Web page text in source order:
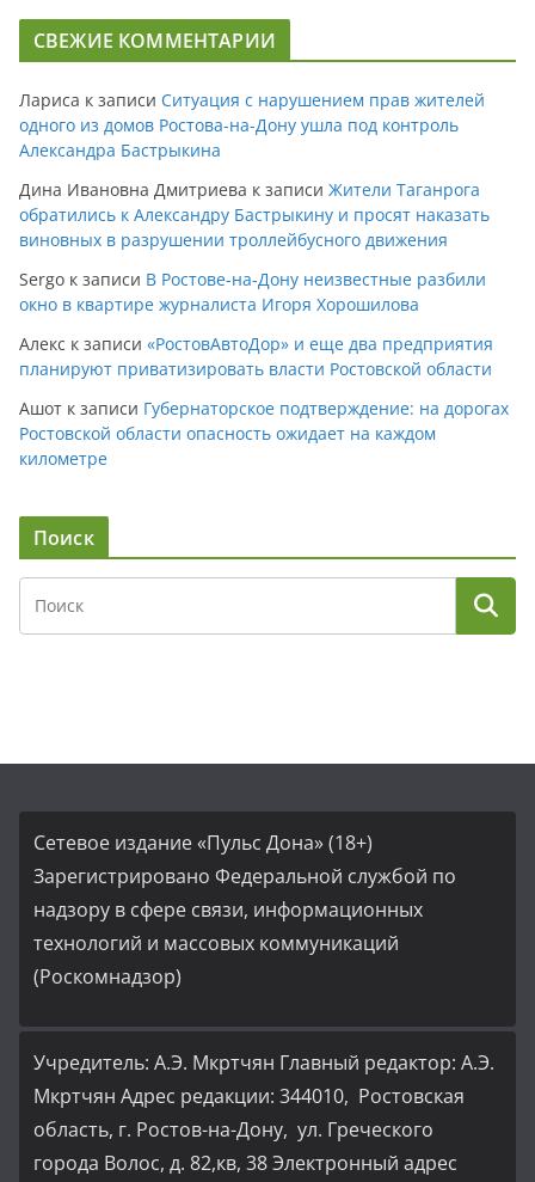
СВЕЖИЕ КОММЕНТАРИИ
Лариса к записи Ситуация с нарушением прав жителей
одного из домов Ростова-на-Дону ушла под контроль
Александра Бастрыкина
Дина Ивановна Дмитриева к записи Жители Таганрога
обратились к Александру Бастрыкину и просят наказать
виновных в разрушении троллейбусного движения
Sergo к записи В Ростове-на-Дону неизвестные разбили
окно в квартире журналиста Игоря Хорошилова
Алекс к записи «РостовАвтоДор» и еще два предприятия
планируют приватизировать власти Ростовской области
Ашот к записи Губернаторское подтверждение: на дорогах
Ростовской области опасность ожидает на каждом
километре
Поиск
Сетевое издание «Пульс Дона» (18+)
Зарегистрировано Федеральной службой по
надзору в сфере связи, информационных
технологий и массовых коммуникаций
(Роскомнадзор)
Учредитель: А.Э. Мкртчян Главный редактор: А.Э.
Мкртчян Адрес редакции: 344010, Ростовская
область, г. Ростов-на-Дону, ул. Греческого
города Волос, д. 82,кв, 38 Электронный адрес